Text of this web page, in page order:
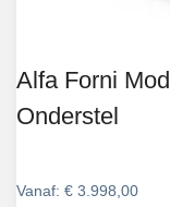
Alfa Forni
Onderstel
Vanaf: € 3.998,00